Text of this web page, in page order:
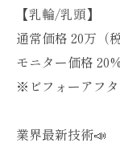
【乳輪/乳頭】
通常価格 20万（税
モニター価格
※ビフォーアフ
業界最新技術📣